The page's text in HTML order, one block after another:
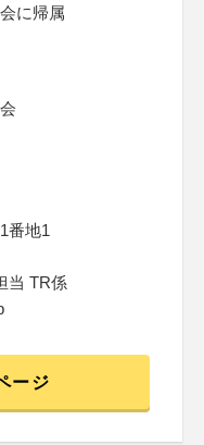
に帰属
番地1
当 TR係
ージ